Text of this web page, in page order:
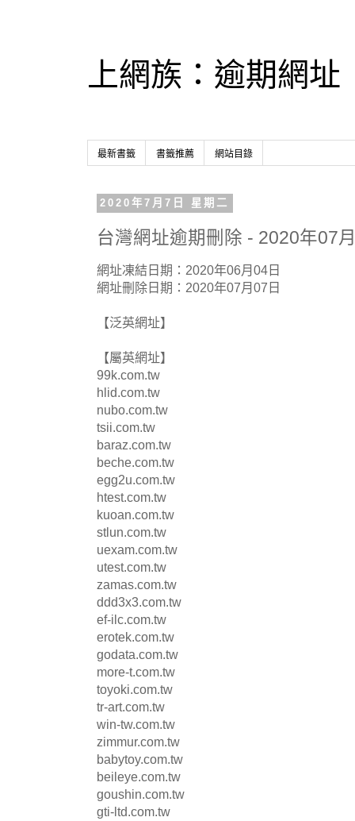
上網族：逾期網址
最新書籤 書籤推薦 網站目錄
2020年7月7日 星期二
台灣網址逾期刪除 - 2020年07
網址凍結日期：2020年06月04日
網址刪除日期：2020年07月07日
【泛英網址】
【屬英網址】
99k.com.tw
hlid.com.tw
nubo.com.tw
tsii.com.tw
baraz.com.tw
beche.com.tw
egg2u.com.tw
htest.com.tw
kuoan.com.tw
stlun.com.tw
uexam.com.tw
utest.com.tw
zamas.com.tw
ddd3x3.com.tw
ef-ilc.com.tw
erotek.com.tw
godata.com.tw
more-t.com.tw
toyoki.com.tw
tr-art.com.tw
win-tw.com.tw
zimmur.com.tw
babytoy.com.tw
beileye.com.tw
goushin.com.tw
gti-ltd.com.tw